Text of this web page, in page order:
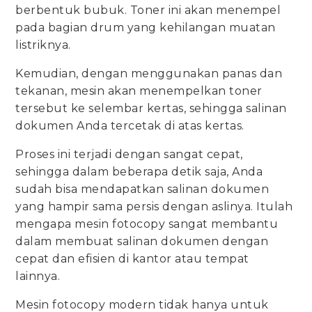
berbentuk bubuk. Toner ini akan menempel
pada bagian drum yang kehilangan muatan
listriknya.
Kemudian, dengan menggunakan panas dan
tekanan, mesin akan menempelkan toner
tersebut ke selembar kertas, sehingga salinan
dokumen Anda tercetak di atas kertas.
Proses ini terjadi dengan sangat cepat,
sehingga dalam beberapa detik saja, Anda
sudah bisa mendapatkan salinan dokumen
yang hampir sama persis dengan aslinya. Itulah
mengapa mesin fotocopy sangat membantu
dalam membuat salinan dokumen dengan
cepat dan efisien di kantor atau tempat
lainnya.
Mesin fotocopy modern tidak hanya untuk